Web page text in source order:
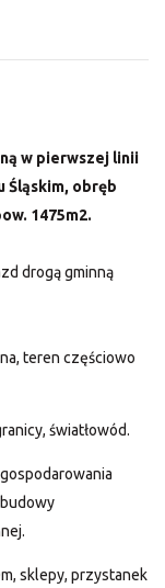
w pierwszej linii
Śląskim, obręb
1475m2.
drogą gminną
teren częściowo
światłowód.
sklepy, przystanek